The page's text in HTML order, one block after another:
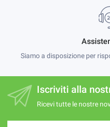
Siamo a disposizione per
Iscriviti alla
Ricevi tutte le nostre